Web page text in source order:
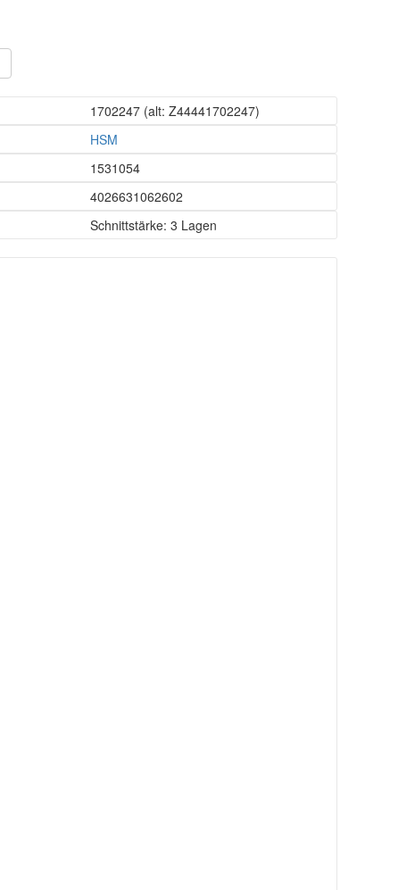
1702247(alt: Z44441702247)
HSM
1531054
4026631062602
Schnittstärke: 3 Lagen